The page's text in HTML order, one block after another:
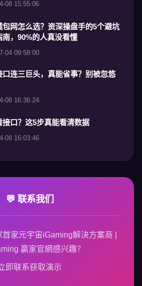
08 15:55:06
包网怎么选？资深操盘手的5个避坑
南，90%的人真没看懂
04 09:58:00
口连三巨头，真能省事？别被忽悠
08 16:36:24
接口？这5步真能看清数据
08 16:03:46
💬 联系我们
家元宇宙iGaming解決方案商 |
贏家官網感兴趣？
即联系获取演示